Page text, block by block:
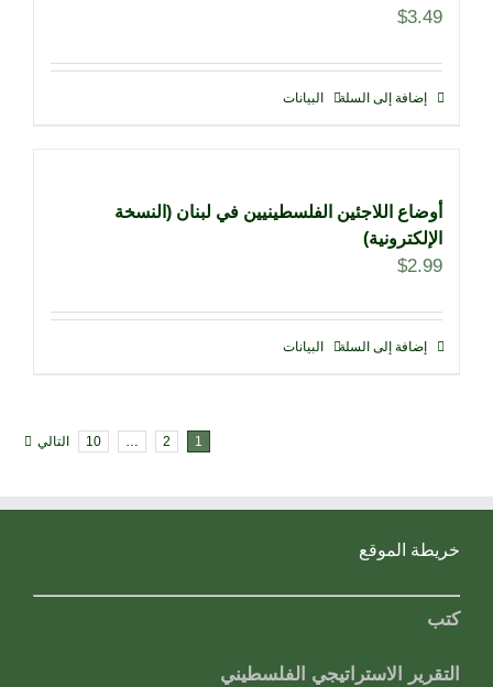
$3.49
إضافة إلى السلة البيانات
أوضاع اللاجئين الفلسطينيين في لبنان (النسخة
الإلكترونية)
$2.99
إضافة إلى السلة البيانات
1
2
…
10 التالي
خريطة الموقع
كتب
التقرير الاستراتيجي الفلسطيني